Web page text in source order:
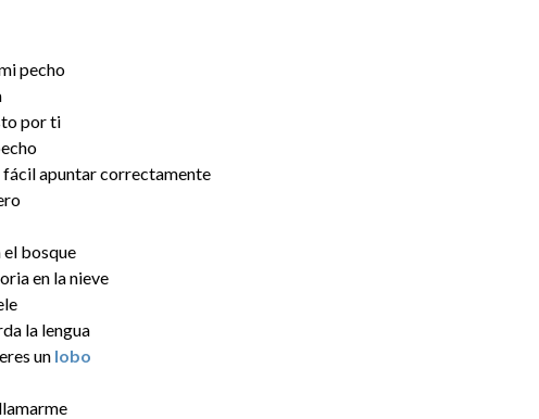
pecho
por ti
fácil apuntar correctamente
bosque
en la nieve
la lengua
un lobo